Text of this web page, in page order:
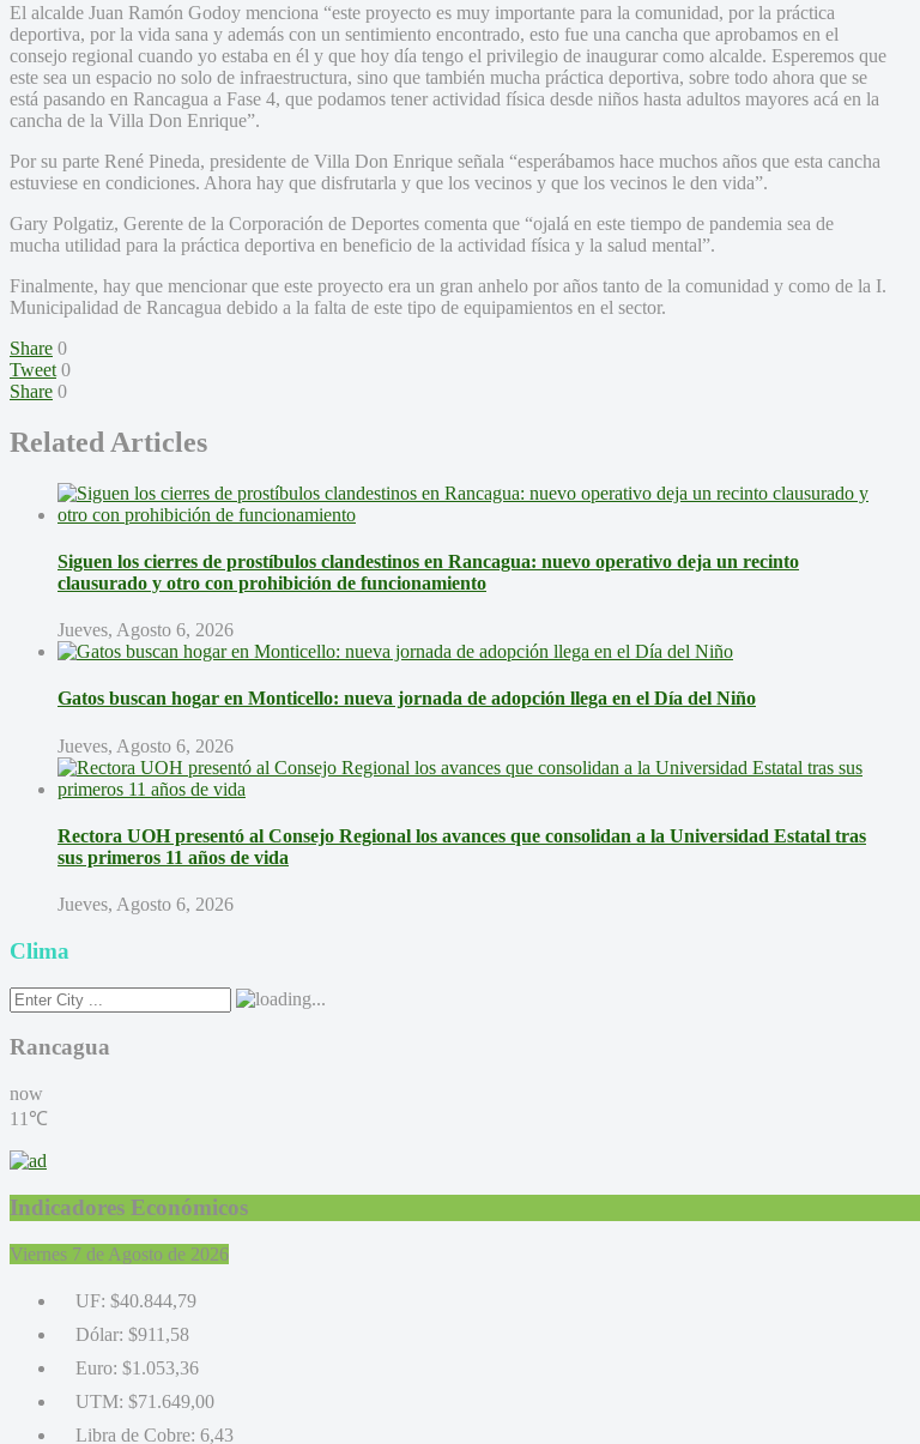
El alcalde Juan Ramón Godoy menciona “este proyecto es muy importante para la comunidad, por la práctica
deportiva, por la vida sana y además con un sentimiento encontrado, esto fue una cancha que aprobamos en el
consejo regional cuando yo estaba en él y que hoy día tengo el privilegio de inaugurar como alcalde. Esperemos que
este sea un espacio no solo de infraestructura, sino que también mucha práctica deportiva, sobre todo ahora que se
está pasando en Rancagua a Fase 4, que podamos tener actividad física desde niños hasta adultos mayores acá en la
cancha de la Villa Don Enrique”.
Por su parte René Pineda, presidente de Villa Don Enrique señala “esperábamos hace muchos años que esta cancha
estuviese en condiciones. Ahora hay que disfrutarla y que los vecinos y que los vecinos le den vida”.
Gary Polgatiz, Gerente de la Corporación de Deportes comenta que “ojalá en este tiempo de pandemia sea de
mucha utilidad para la práctica deportiva en beneficio de la actividad física y la salud mental”.
Finalmente, hay que mencionar que este proyecto era un gran anhelo por años tanto de la comunidad y como de la I.
Municipalidad de Rancagua debido a la falta de este tipo de equipamientos en el sector.
Share 0
Tweet 0
Share 0
Related Articles
Siguen los cierres de prostíbulos clandestinos en Rancagua: nuevo operativo deja un recinto
clausurado y otro con prohibición de funcionamiento
Jueves, Agosto 6, 2026
Gatos buscan hogar en Monticello: nueva jornada de adopción llega en el Día del Niño
Jueves, Agosto 6, 2026
Rectora UOH presentó al Consejo Regional los avances que consolidan a la Universidad Estatal tras
sus primeros 11 años de vida
Jueves, Agosto 6, 2026
Clima
Rancagua
now
11℃
Indicadores Económicos
Viernes 7 de Agosto de 2026
UF: $40.844,79
Dólar: $911,58
Euro: $1.053,36
UTM: $71.649,00
Libra de Cobre: 6,43